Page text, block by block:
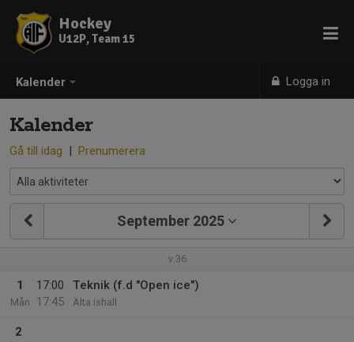
Kalender Logga in
Hockey
U12P, Team 15
Kalender
Gå till idag | Prenumerera
September 2025
v.36
1
Mån
17:00
17:45
Teknik (f.d "Open ice")
Älta ishall
2